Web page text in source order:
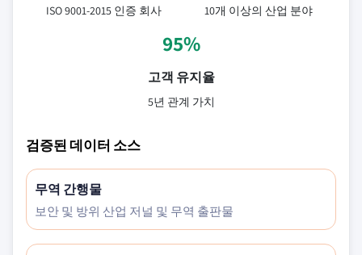
ISO 9001-2015 인증 회사 10개 이상의 산업 분야
95%
고객 유지율
5년 관계 가치
검증된 데이터 소스
무역 간행물
보안 및 방위 산업 저널 및 무역 출판물